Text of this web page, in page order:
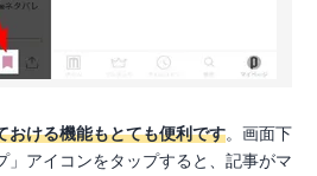
おける機能もとても便利です。画面下
」アイコンをタップすると、記事がマ